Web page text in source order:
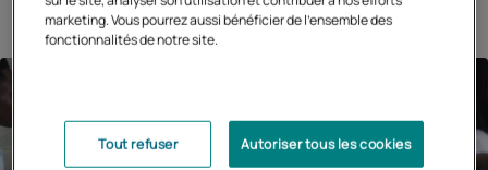
marketing. Vous pourrez aussi bénéficier de l'ensemble des
fonctionnalités de notre site.
Tout refuser Autoriser tous les cookies